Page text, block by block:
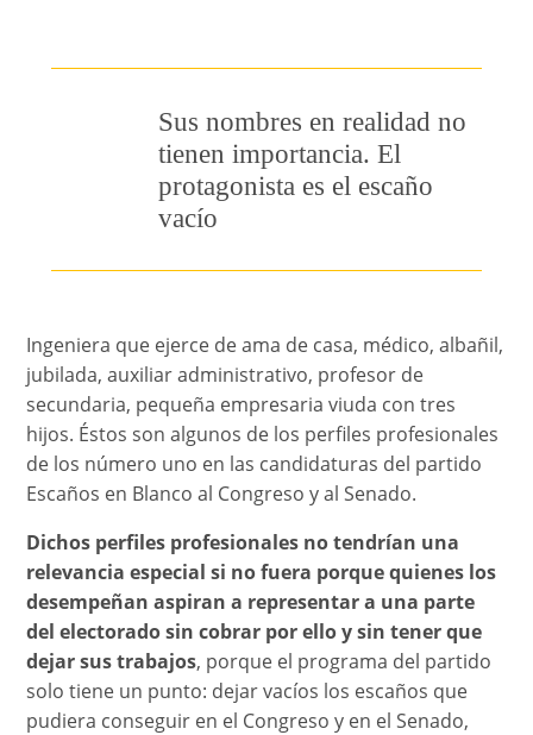
Sus nombres en realidad no
tienen importancia. El
protagonista es el escaño
vacío
Ingeniera que ejerce de ama de casa, médico, albañil,
jubilada, auxiliar administrativo, profesor de
secundaria, pequeña empresaria viuda con tres
hijos. Éstos son algunos de los perfiles profesionales
de los número uno en las candidaturas del partido
Escaños en Blanco al Congreso y al Senado.
Dichos perfiles profesionales no tendrían una
relevancia especial si no fuera porque quienes los
desempeñan aspiran a representar a una parte
del electorado sin cobrar por ello y sin tener que
dejar sus trabajos, porque el programa del partido
solo tiene un punto: dejar vacíos los escaños que
pudiera conseguir en el Congreso y en el Senado,